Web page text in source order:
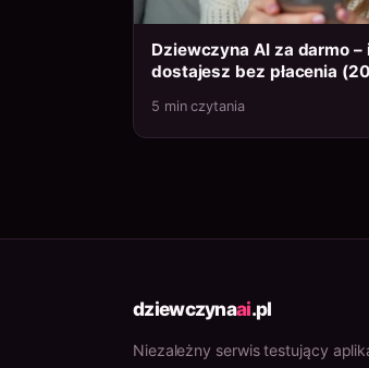
Dziewczyna AI za darmo
dostajesz bez płacenia
5 min czytania
dziewczynaai.pl
Niezależny serwis testujący